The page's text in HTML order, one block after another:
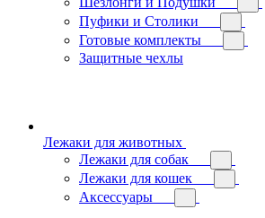
Пуфики и Столики
Готовые комплекты
Защитные чехлы
Лежаки для животных
Лежаки для собак
Лежаки для кошек
Аксессуары